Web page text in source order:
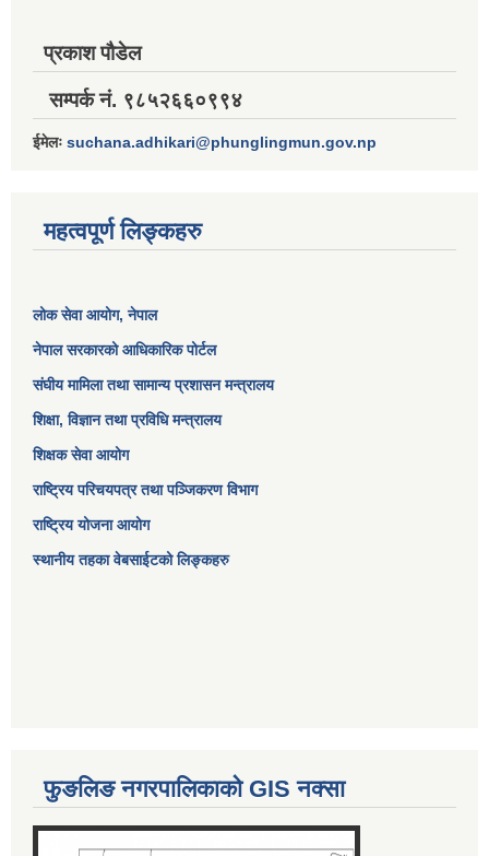
प्रकाश पौडेल
सम्पर्क नं. ९८५२६६०९९४
ईमेलः suchana.adhikari@phunglingmun.gov.np
महत्वपूर्ण लिङ्कहरु
लोक सेवा आयोग, नेपाल
नेपाल सरकारको आधिकारिक पोर्टल
संघीय मामिला तथा सामान्य प्रशासन मन्त्रालय
शिक्षा, विज्ञान तथा प्रविधि मन्त्रालय
शिक्षक सेवा आयोग
राष्ट्रिय परिचयपत्र तथा पञ्जिकरण विभाग
राष्ट्रिय योजना आयोग
स्थानीय तहका वेबसाईटको लिङ्कहरु
फुङलिङ नगरपालिकाको GIS नक्सा